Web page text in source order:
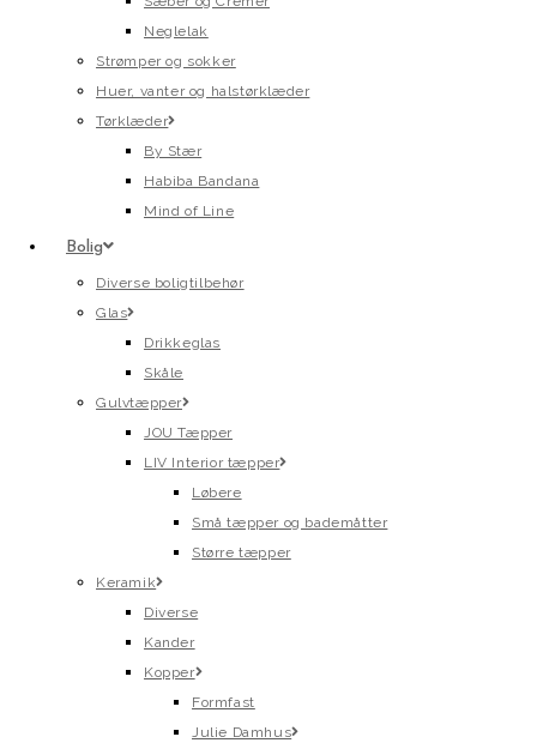
Neglelak
Strømper og sokker
Huer, vanter og halstørklæder
Tørklæder
By Stær
Habiba Bandana
Mind of Line
Bolig
Diverse boligtilbehør
Glas
Drikkeglas
Skåle
Gulvtæpper
JOU Tæpper
LIV Interior tæpper
Løbere
Små tæpper og bademåtter
Større tæpper
Keramik
Diverse
Kander
Kopper
Formfast
Julie Damhus